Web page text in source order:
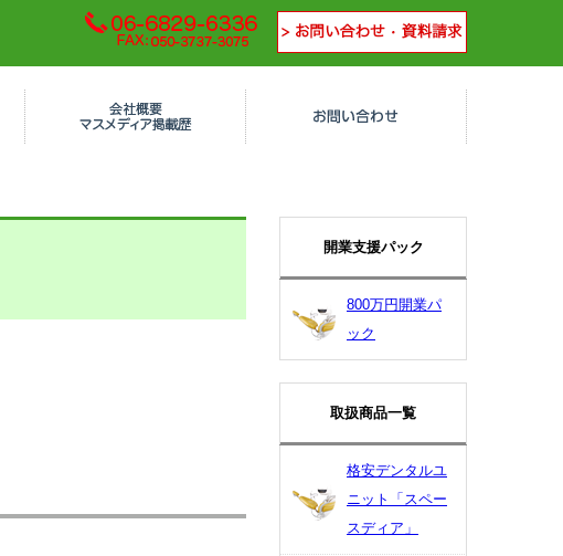
開業支援パック
800万円開業パ
ック
取扱商品一覧
格安デンタルユ
ニット「スペー
スディア」